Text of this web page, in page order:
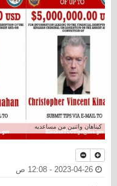
كيناهان واثنين من مساعديه